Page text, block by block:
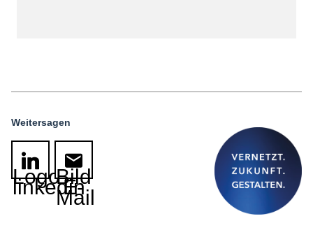
Weitersagen
Logo
linkedin
Bild
E-
Mail